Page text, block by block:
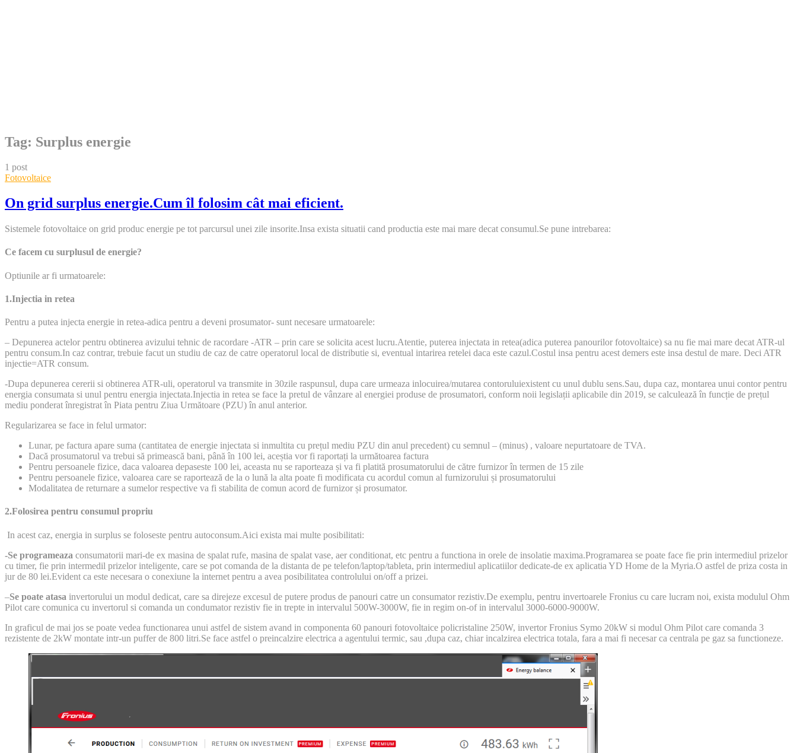
Skip
to
Tag: Surplus energie
1 post
Fotovoltaice
On grid surplus energie.Cum îl folosim cât mai eficient.
Sistemele fotovoltaice on grid produc energie pe tot parcursul unei zile insorite.Insa exista situatii cand productia este mai mare decat consumul.Se pune intrebarea:
Ce facem cu surplusul de energie?
Optiunile ar fi urmatoarele:
1.Injectia in retea
Pentru a putea injecta energie in retea-adica pentru a deveni prosumator- sunt necesare urmatoarele:
– Depunerea actelor pentru obtinerea avizului tehnic de racordare -ATR – prin care se solicita acest lucru.Atentie, puterea injectata in retea(adica puterea panourilor fotovoltaice) sa nu fie mai mare decat ATR-ul
pentru consum.In caz contrar, trebuie facut un studiu de caz de catre operatorul local de distributie si, eventual intarirea retelei daca este cazul.Costul insa pentru acest demers este insa destul de mare. Deci ATR
injectie=ATR consum.
-Dupa depunerea cererii si obtinerea ATR-uli, operatorul va transmite in 30zile raspunsul, dupa care urmeaza inlocuirea/mutarea contoruluiexistent cu unul dublu sens.Sau, dupa caz, montarea unui contor pentru
energia consumata si unul pentru energia injectata.Injectia in retea se face la pretul de vânzare al energiei produse de prosumatori, conform noii legislații aplicabile din 2019, se calculează în funcție de prețul
mediu ponderat înregistrat în Piata pentru Ziua Următoare (PZU) în anul anterior.
Regularizarea se face in felul urmator:
Lunar, pe factura apare suma (cantitatea de energie injectata si inmultita cu prețul mediu PZU din anul precedent) cu semnul – (minus) , valoare nepurtatoare de TVA.
Dacă prosumatorul va trebui să primească bani, până în 100 lei, aceștia vor fi raportați la următoarea factura
Pentru persoanele fizice, daca valoarea depaseste 100 lei, aceasta nu se raporteaza și va fi platită prosumatorului de către furnizor în termen de 15 zile
Pentru persoanele fizice, valoarea care se raportează de la o lună la alta poate fi modificata cu acordul comun al furnizorului și prosumatorului
Modalitatea de returnare a sumelor respective va fi stabilita de comun acord de furnizor și prosumator.
2.Folosirea pentru consumul propriu
In acest caz, energia in surplus se foloseste pentru autoconsum.Aici exista mai multe posibilitati:
-Se programeaza consumatorii mari-de ex masina de spalat rufe, masina de spalat vase, aer conditionat, etc pentru a functiona in orele de insolatie maxima.Programarea se poate face fie prin intermediul prizelor
cu timer, fie prin intermedil prizelor inteligente, care se pot comanda de la distanta de pe telefon/laptop/tableta, prin intermediul aplicatiilor dedicate-de ex aplicatia YD Home de la Myria.O astfel de priza costa in
jur de 80 lei.Evident ca este necesara o conexiune la internet pentru a avea posibilitatea controlului on/off a prizei.
–Se poate atasa invertorului un modul dedicat, care sa direjeze excesul de putere produs de panouri catre un consumator rezistiv.De exemplu, pentru invertoarele Fronius cu care lucram noi, exista modulul Ohm
Pilot care comunica cu invertorul si comanda un condumator rezistiv fie in trepte in intervalul 500W-3000W, fie in regim on-of in intervalul 3000-6000-9000W.
In graficul de mai jos se poate vedea functionarea unui astfel de sistem avand in componenta 60 panouri fotovoltaice policristaline 250W, invertor Fronius Symo 20kW si modul Ohm Pilot care comanda 3
rezistente de 2kW montate intr-un puffer de 800 litri.Se face astfel o preincalzire electrica a agentului termic, sau ,dupa caz, chiar incalzirea electrica totala, fara a mai fi necesar ca centrala pe gaz sa functioneze.